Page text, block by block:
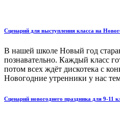
Сценарий для выступления класса на
В нашей школе Новый год
познавательно. Каждый класс
потом всех ждёт дискотека с
Новогодние утренники у нас
Сценарий новогоднего праздника для 9-11